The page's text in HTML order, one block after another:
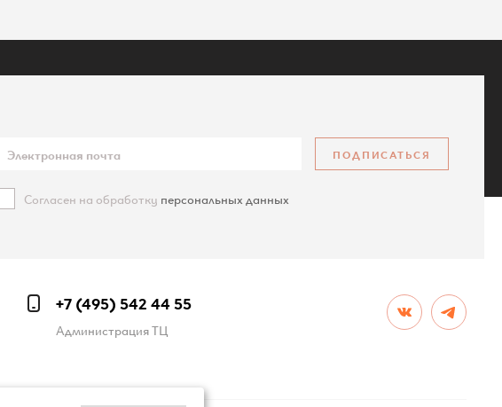
ПОДПИСАТЬСЯ
Согласен на обработку персональных данных
+7 (495) 542 44 55
Администрация ТЦ